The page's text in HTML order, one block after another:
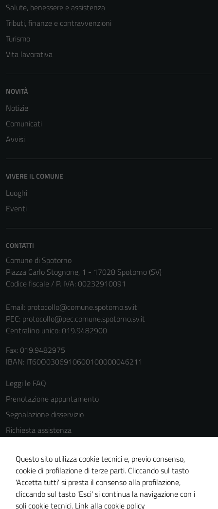
Salute, benessere e assistenza
Tributi, finanze e contravvenzioni
Turismo
Vita lavorativa
NOVITÀ
Notizie
Comunicati
Avvisi
VIVERE IL COMUNE
Luoghi
Eventi
CONTATTI
Comune di Spotorno
Piazza Carlo Stognone, 1 - 17028 Spotorno (SV)
Codice fiscale / P. IVA: 00232910091
Email: protocollo@comune.spotorno.sv.it
PEC: protocollo@pec.comune.spotorno.sv.it
Centralino unico: 019.9482900
Fax: 019.9482975
IBAN: IT60O0306910600100000046211
Leggi le FAQ
Prenotazione appuntamento
Segnalazione disservizio
Richiesta assistenza
Informativa privacy
Cookie Policy
Note legali
Questo sito utilizza cookie tecnici e, previo consenso,
cookie di profilazione di terze parti. Cliccando sul tasto
'Accetta tutti' si presta il consenso alla profilazione,
cliccando sul tasto 'Esci' si continua la navigazione con i
soli cookie tecnici. Link alla cookie policy
sono necessari
del sito e non
possono
non raccolgono